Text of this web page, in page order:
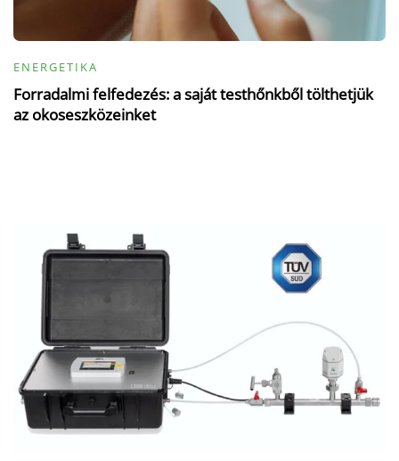
ENERGETIKA
Forradalmi felfedezés: a saját testhőnkből tölthetjük
az okoseszközeinket